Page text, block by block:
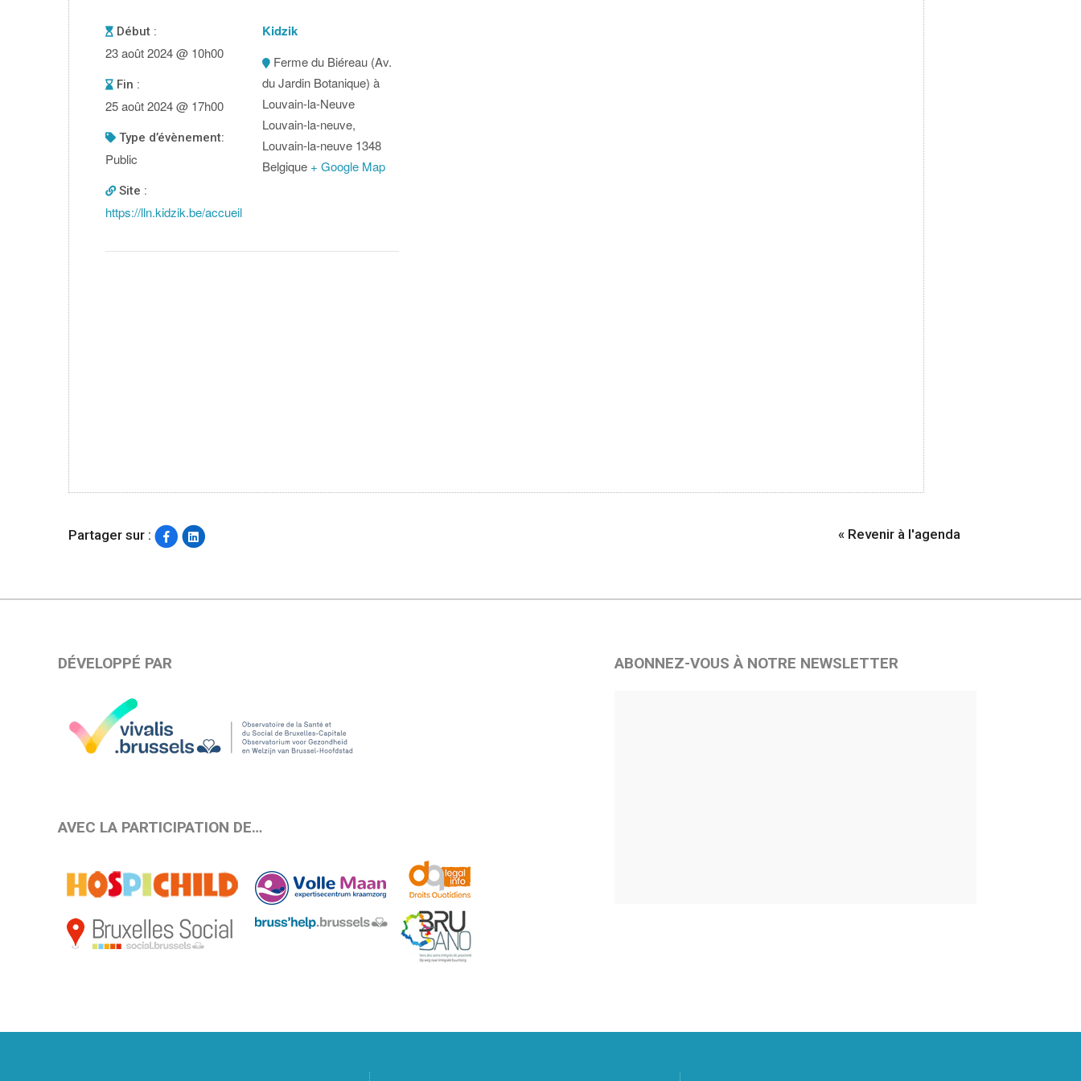
Début :
23 août 2024 @ 10h00
Fin :
25 août 2024 @ 17h00
type d’évènement:
Public
Site :
https://lln.kidzik.be/accueil
Kidzik
Ferme du Biéreau (Av.
du Jardin Botanique) à
Louvain-la-Neuve
Louvain-la-neuve,
Louvain-la-neuve 1348
Belgique + Google Map
Partager sur : « Revenir à l'agenda
DÉVELOPPÉ PAR
AVEC LA PARTICIPATION DE…
ABONNEZ-VOUS À NOTRE NEWSLETTER